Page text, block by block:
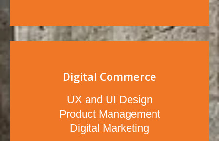
Digital Commerce
UX and UI Design
Product Management
Digital Marketing